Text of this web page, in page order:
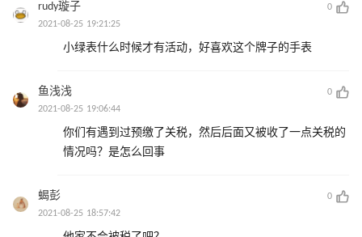
rudy璇子
0
2021-08-25 19:21:25
小绿表什么时候才有活动，好喜欢这个牌子的手表
鱼浅浅
0
2021-08-25 19:06:44
你们有遇到过预缴了关税，然后后面又被收了一点关税的
情况吗？是怎么回事
蝎彭
0
2021-08-25 18:57:42